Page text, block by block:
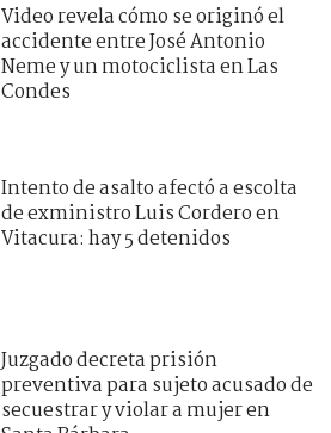
Video revela cómo se originó el
accidente entre José Antonio
Neme y un motociclista en Las
Condes
Intento de asalto afectó a escolta
de exministro Luis Cordero en
Vitacura: hay 5 detenidos
Juzgado decreta prisión
preventiva para sujeto acusado de
secuestrar y violar a mujer en